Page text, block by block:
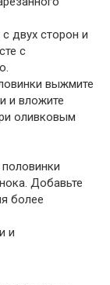
двух сторон и
с
выжмите
и вложите
оливковым
Добавьте
более
и